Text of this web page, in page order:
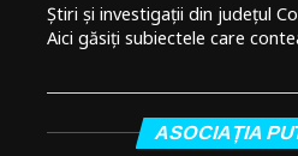
Știri și investigații din județul
Aici găsiți subiectele care
ASOCIAȚIA